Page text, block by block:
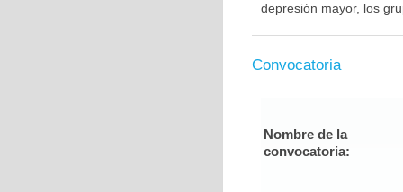
depresión mayor, los
Convocatoria
Nombre de la
convocatoria: